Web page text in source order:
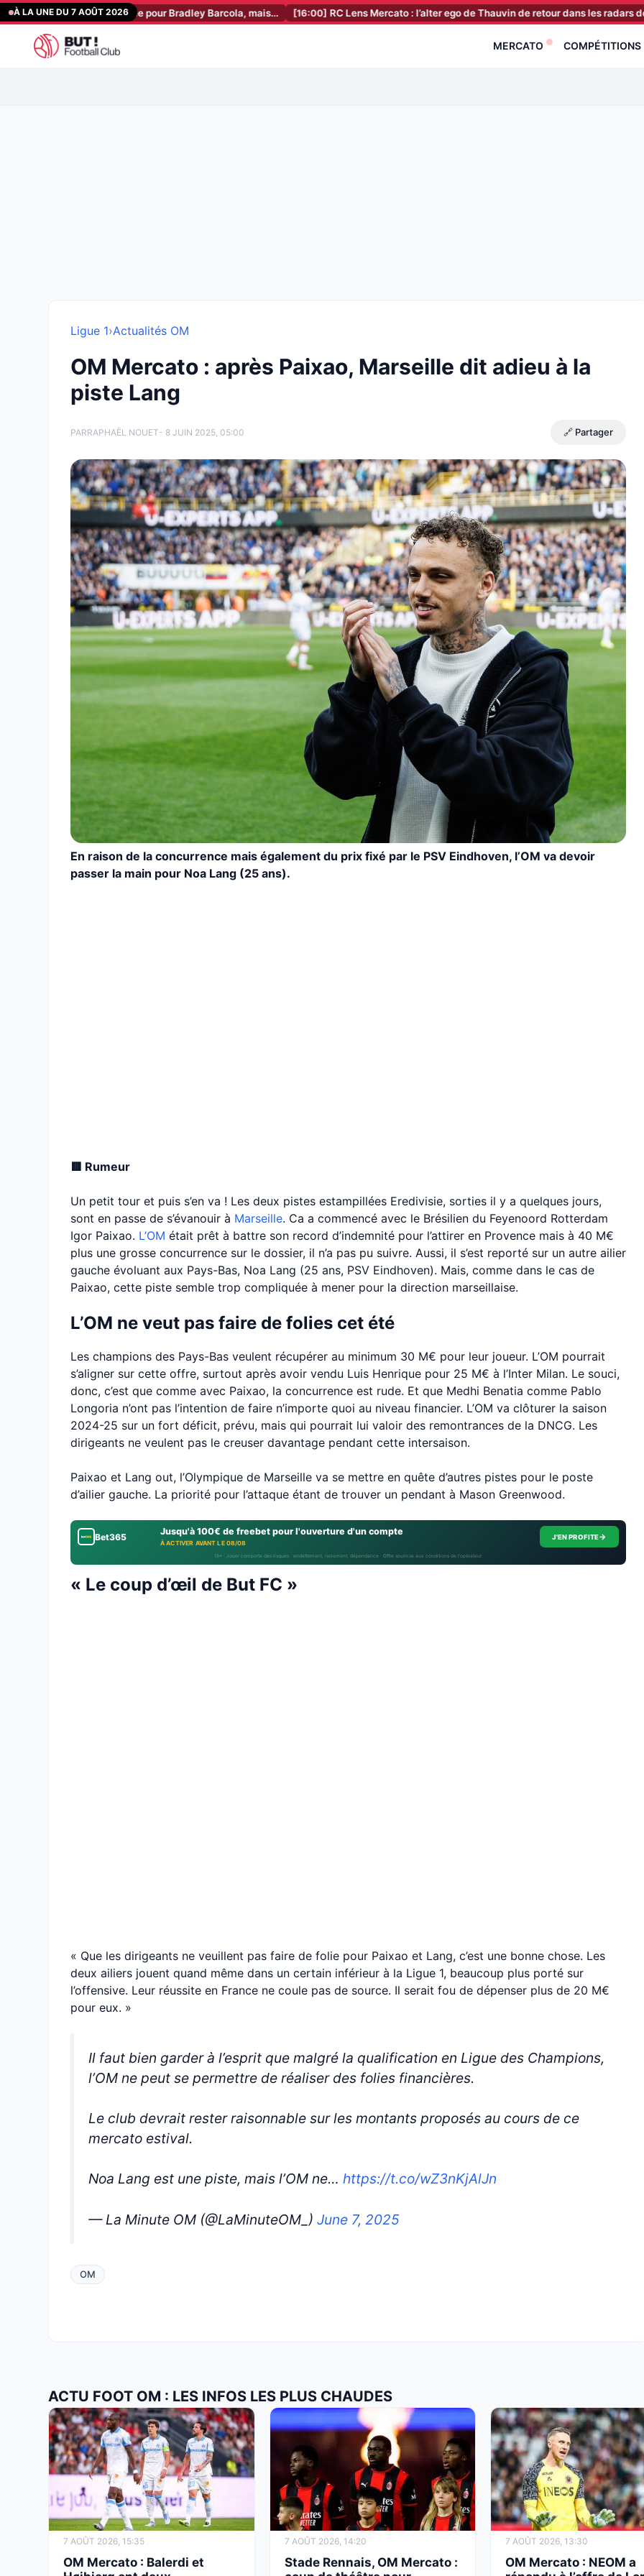
Aller
au
contenu
À LA UNE DU 7 AOÛT 2026
XXL est tombée pour Bradley Barcola, mais… [16:00] RC Lens Mercato : l’alter ego de Thauvin de retour dans les radars des Sang et Or
MERCATO COMPÉTITIONS
Ligue 1›Actualités OM
OM Mercato : après Paixao, Marseille dit adieu à la
piste Lang
PARRAPHAËL NOUET- 8 JUIN 2025, 05:00 🔗 Partager
En raison de la concurrence mais également du prix fixé par le PSV Eindhoven, l’OM va devoir
passer la main pour Noa Lang (25 ans).
🟥 Rumeur
Un petit tour et puis s’en va ! Les deux pistes estampillées Eredivisie, sorties il y a quelques jours,
sont en passe de s’évanouir à Marseille. Ca a commencé avec le Brésilien du Feyenoord Rotterdam
Igor Paixao. L’OM était prêt à battre son record d’indemnité pour l’attirer en Provence mais à 40 M€
plus une grosse concurrence sur le dossier, il n’a pas pu suivre. Aussi, il s’est reporté sur un autre ailier
gauche évoluant aux Pays-Bas, Noa Lang (25 ans, PSV Eindhoven). Mais, comme dans le cas de
Paixao, cette piste semble trop compliquée à mener pour la direction marseillaise.
L’OM ne veut pas faire de folies cet été
Les champions des Pays-Bas veulent récupérer au minimum 30 M€ pour leur joueur. L’OM pourrait
s’aligner sur cette offre, surtout après avoir vendu Luis Henrique pour 25 M€ à l’Inter Milan. Le souci,
donc, c’est que comme avec Paixao, la concurrence est rude. Et que Medhi Benatia comme Pablo
Longoria n’ont pas l’intention de faire n’importe quoi au niveau financier. L’OM va clôturer la saison
2024-25 sur un fort déficit, prévu, mais qui pourrait lui valoir des remontrances de la DNCG. Les
dirigeants ne veulent pas le creuser davantage pendant cette intersaison.
Paixao et Lang out, l’Olympique de Marseille va se mettre en quête d’autres pistes pour le poste
d’ailier gauche. La priorité pour l’attaque étant de trouver un pendant à Mason Greenwood.
Bet365 Jusqu'à 100€ de freebet pour l'ouverture d'un compte
À ACTIVER AVANT LE 08/08
J'EN PROFITE→
18+ · Jouer comporte des risques : endettement, isolement, dépendance · Offre soumise aux conditions de l’opérateur.
« Le coup d’œil de But FC »
« Que les dirigeants ne veuillent pas faire de folie pour Paixao et Lang, c’est une bonne chose. Les
deux ailiers jouent quand même dans un certain inférieur à la Ligue 1, beaucoup plus porté sur
l’offensive. Leur réussite en France ne coule pas de source. Il serait fou de dépenser plus de 20 M€
pour eux. »
Il faut bien garder à l’esprit que malgré la qualification en Ligue des Champions,
l’OM ne peut se permettre de réaliser des folies financières.
Le club devrait rester raisonnable sur les montants proposés au cours de ce
mercato estival.
Noa Lang est une piste, mais l’OM ne… https://t.co/wZ3nKjAlJn
— La Minute OM (@LaMinuteOM_) June 7, 2025
OM
ACTU FOOT OM : LES INFOS LES PLUS CHAUDES
7 AOÛT 2026, 15:35
OM Mercato : Balerdi et
7 AOÛT 2026, 14:20
Stade Rennais, OM Mercato :
7 AOÛT 2026, 13:30
OM Mercato : NEOM a